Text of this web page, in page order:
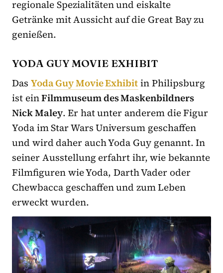
regionale Spezialitäten und eiskalte
Getränke mit Aussicht auf die Great Bay zu
genießen.
YODA GUY MOVIE EXHIBIT
Das Yoda Guy Movie Exhibitin Philipsburg
ist einFilmmuseum des Maskenbildners
Nick Maley. Er hat unter anderem die Figur
Yoda im Star Wars Universum geschaffen
und wird daher auch Yoda Guy genannt. In
seiner Ausstellung erfahrt ihr, wie bekannte
Filmfiguren wie Yoda, Darth Vader oder
Chewbacca geschaffen und zum Leben
erweckt wurden.